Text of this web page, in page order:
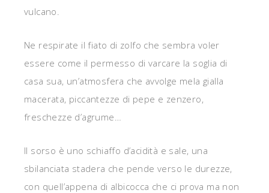
vulcano.
Ne respirate il fiato di zolfo che sembra voler
essere come il permesso di varcare la soglia di
casa sua, un’atmosfera che avvolge mela gialla
macerata, piccantezze di pepe e zenzero,
freschezze d’agrume…
Il sorso è uno schiaffo d’acidità e sale, una
sbilanciata stadera che pende verso le durezze,
con quell’appena di albicocca che ci prova ma non